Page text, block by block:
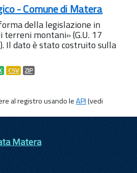
- Comune di Matera
della legislazione in
terreni montani» (G.U. 17
Il dato è stato costruito sulla
CSV ZIP
al registro usando leAPI(vedi
Matera